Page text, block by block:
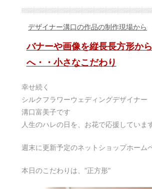
デザイナー溝口の作品の制作現場から
バナーや画像を縦長長方形か
へ・・小さなこだわり
幸せ続く
シルクフラワーウェディングデザイナー
溝口富美子です
人生のハレの日を、お花で応援していま
週末に更新予定のネットショップホーム
本日のこだわりは、”正方形”